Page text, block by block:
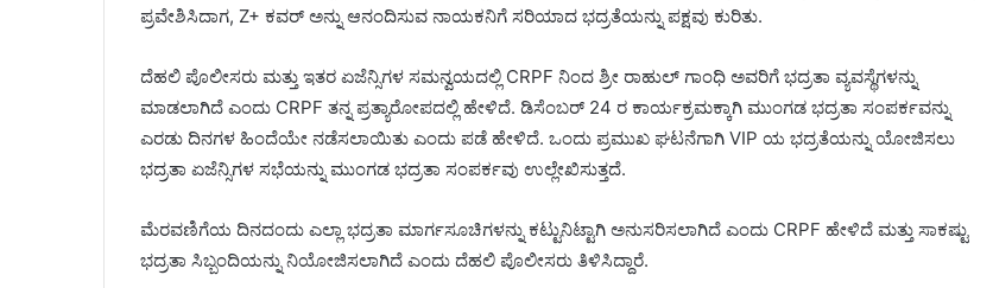
ಪ್ರವೇಶಿಸಿದಾಗ, Z+ ಕವರ್ ಅನ್ನು ಆನಂದಿಸುವ ನಾಯಕನಿಗೆ ಸರಿಯಾದ ಭದ್ರತೆಯನ್ನು ಪಕ್ಷವು ಕುರಿತು.
ದೆಹಲಿ ಪೊಲೀಸರು ಮತ್ತು ಇತರ ಏಜೆನ್ಸಿಗಳ ಸಮನ್ವಯದಲ್ಲಿ CRPF ನಿಂದ ಶ್ರೀ ರಾಹುಲ್ ಗಾಂಧಿ ಅವರಿಗೆ ಭದ್ರತಾ ವ್ಯವಸ್ಥೆಗಳನ್ನು
ಮಾಡಲಾಗಿದೆ ಎಂದು CRPF ತನ್ನ ಪ್ರತ್ಯಾರೋಪದಲ್ಲಿ ಹೇಳಿದೆ. ಡಿಸೆಂಬರ್ 24 ರ ಕಾರ್ಯಕ್ರಮಕ್ಕಾಗಿ ಮುಂಗಡ ಭದ್ರತಾ ಸಂಪರ್ಕವನ್ನು
ಎರಡು ದಿನಗಳ ಹಿಂದೆಯೇ ನಡೆಸಲಾಯಿತು ಎಂದು ಪಡೆ ಹೇಳಿದೆ. ಒಂದು ಪ್ರಮುಖ ಘಟನೆಗಾಗಿ VIP ಯ ಭದ್ರತೆಯನ್ನು ಯೋಜಿಸಲು
ಭದ್ರತಾ ಏಜೆನ್ಸಿಗಳ ಸಭೆಯನ್ನು ಮುಂಗಡ ಭದ್ರತಾ ಸಂಪರ್ಕವು ಉಲ್ಲೇಖಿಸುತ್ತದೆ.
ಮೆರವಣಿಗೆಯ ದಿನದಂದು ಎಲ್ಲಾ ಭದ್ರತಾ ಮಾರ್ಗಸೂಚಿಗಳನ್ನು ಕಟ್ಟುನಿಟ್ಟಾಗಿ ಅನುಸರಿಸಲಾಗಿದೆ ಎಂದು CRPF ಹೇಳಿದೆ ಮತ್ತು ಸಾಕಷ್ಟು
ಭದ್ರತಾ ಸಿಬ್ಬಂದಿಯನ್ನು ನಿಯೋಜಿಸಲಾಗಿದೆ ಎಂದು ದೆಹಲಿ ಪೊಲೀಸರು ತಿಳಿಸಿದ್ದಾರೆ.